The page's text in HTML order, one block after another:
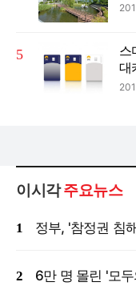
스
대
이시각주요뉴스